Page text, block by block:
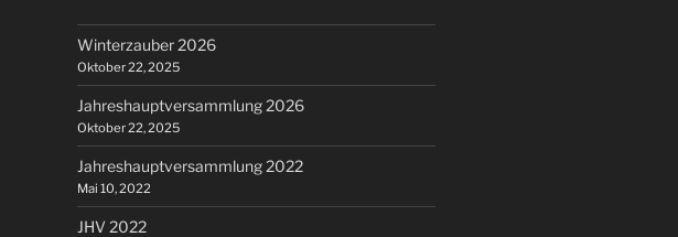
Winterzauber 2026
Oktober 22, 2025
Jahreshauptversammlung 2026
Oktober 22, 2025
Jahreshauptversammlung 2022
Mai 10, 2022
JHV 2022